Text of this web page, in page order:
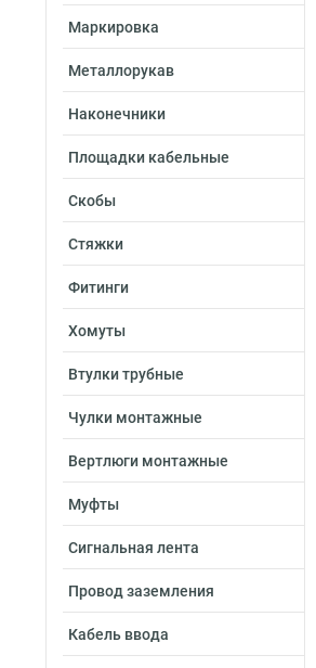
Маркировка
Металлорукав
Наконечники
Площадки кабельные
Скобы
Стяжки
Фитинги
Хомуты
Втулки трубные
Чулки монтажные
Вертлюги монтажные
Муфты
Сигнальная лента
Провод заземления
Кабель ввода